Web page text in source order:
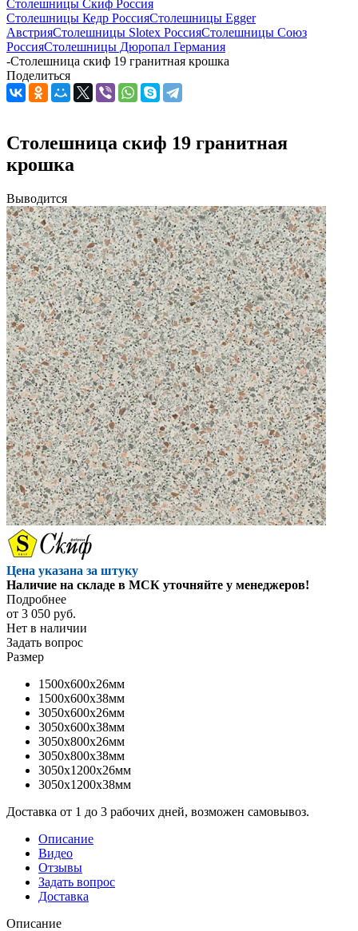
Столешницы Скиф Россия
Столешницы Кедр РоссияСтолешницы Egger
АвстрияСтолешницы Slotex РоссияСтолешницы Союз
РоссияСтолешницы Дюропал Германия
-Столешница скиф 19 гранитная крошка
Поделиться
Столешница скиф 19 гранитная
крошка
Выводится
Цена указана за штуку
Наличие на складе в МСК уточняйте у менеджеров!
Подробнее
от 3 050 руб.
Нет в наличии
Задать вопрос
Размер
1500x600x26мм
1500x600x38мм
3050x600x26мм
3050x600x38мм
3050x800x26мм
3050x800x38мм
3050x1200x26мм
3050x1200x38мм
Доставка от 1 до 3 рабочих дней, возможен самовывоз.
Описание
Видео
Отзывы
Задать вопрос
Доставка
Описание